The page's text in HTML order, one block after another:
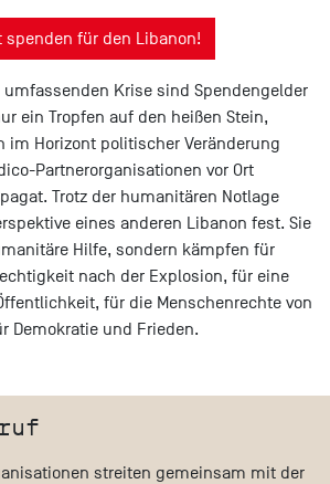
spenden für den Libanon!
Krise sind Spendengelder
ein Tropfen auf den heißen Stein,
im Horizont politischer Veränderung
Partnerorganisationen vor Ort
Trotz der humanitären Notlage
eines anderen Libanon fest. Sie
Hilfe, sondern kämpfen für
nach der Explosion, für eine
für die Menschenrechte von
Demokratie und Frieden.
streiten gemeinsam mit der